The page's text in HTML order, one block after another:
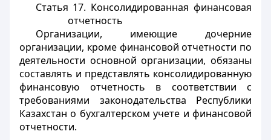
Статья 17. Консолидированная финансовая
отчетность
Организации, имеющие дочерние
организации, кроме финансовой отчетности по
деятельности основной организации, обязаны
составлять и представлять консолидированную
финансовую отчетность в соответствии с
требованиями законодательства Республики
Казахстан о бухгалтерском учете и финансовой
отчетности.